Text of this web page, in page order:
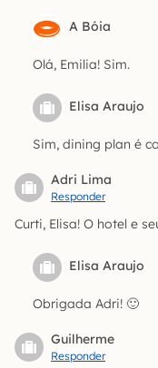
A Bóia
Olá, Emilia! Sim.
Elisa Araujo
Sim, dining plan é
Adri Lima
Responder
Curti, Elisa! O hotel e
Elisa Araujo
Obrigada Adri! 🙂
Guilherme
Responder